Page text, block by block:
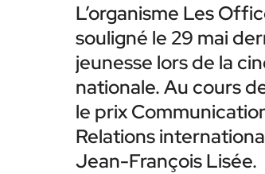
L’organisme Les
souligné le 29 mai
jeunesse lors de la
nationale. Au cours
le prix
Relations
Jean-François Lisée.